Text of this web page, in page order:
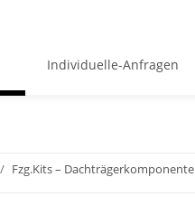
Individuelle-Anfragen
Fzg.Kits – Dachträgerkomponente